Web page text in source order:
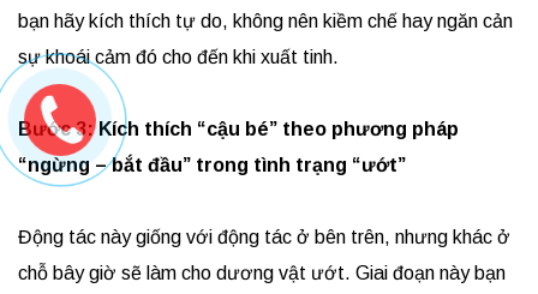
bạn hãy kích thích tự do, không nên kiềm chế hay ngăn cản
sự khoái cảm đó cho đến khi xuất tinh.
Bước 3: Kích thích “cậu bé” theo phương pháp
“ngừng – bắt đầu” trong tình trạng “ướt”
Động tác này giống với động tác ở bên trên, nhưng khác ở
chỗ bây giờ sẽ làm cho dương vật ướt. Giai đoạn này bạn